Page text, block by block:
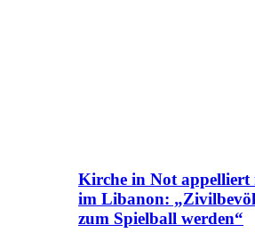
Kirche in Not
im Libanon:
zum Spielball werden“